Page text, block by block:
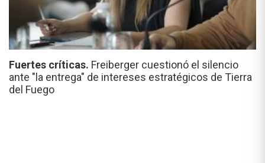
Fuertes críticas. Freiberger cuestionó el silencio
ante "la entrega" de intereses estratégicos de Tierra
del Fuego